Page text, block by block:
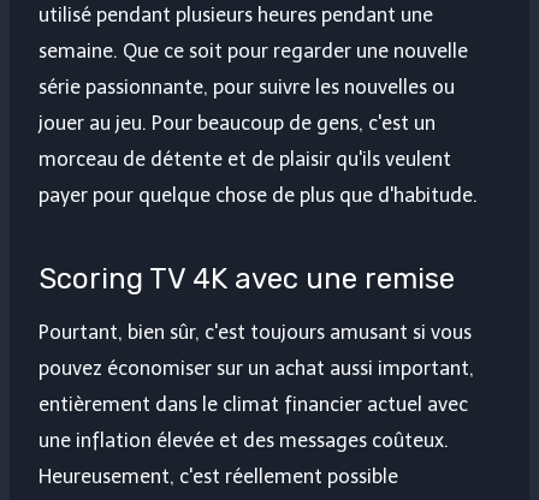
utilisé pendant plusieurs heures pendant une
semaine. Que ce soit pour regarder une nouvelle
série passionnante, pour suivre les nouvelles ou
jouer au jeu. Pour beaucoup de gens, c'est un
morceau de détente et de plaisir qu'ils veulent
payer pour quelque chose de plus que d'habitude.
Scoring TV 4K avec une remise
Pourtant, bien sûr, c'est toujours amusant si vous
pouvez économiser sur un achat aussi important,
entièrement dans le climat financier actuel avec
une inflation élevée et des messages coûteux.
Heureusement, c'est réellement possible